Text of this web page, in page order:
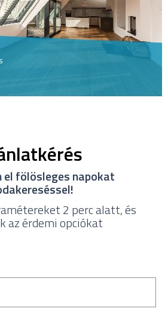
fölösleges napokat
2 perc alatt, és
az érdemi opciókat